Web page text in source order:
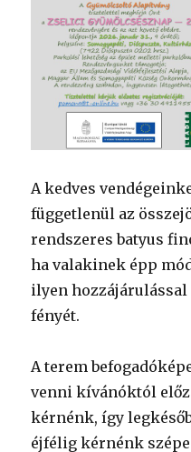
A kedves
függetlenül az
rendszeres batyus
ha valakinek épp
ilyen
fényét.
A terem
venni kívánóktól
kérnénk, így
éjfélig kérnénk